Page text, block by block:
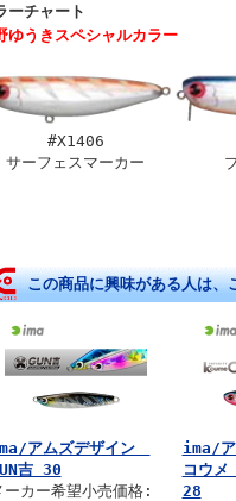
ーチャート
ゆうきスペシャルカラー
#X1406
サーフェスマーカー
この商品に興味がある人は、
アムズデザイン
吉 30
ーカー希望小売価格:
ima/
コウメ
28